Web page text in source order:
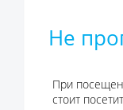
Не
При
стоит